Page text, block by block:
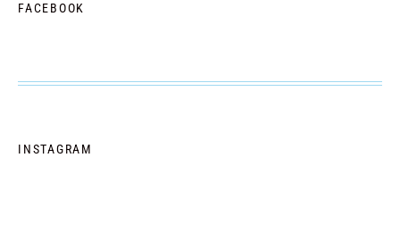
FACEBOOK
INSTAGRAM